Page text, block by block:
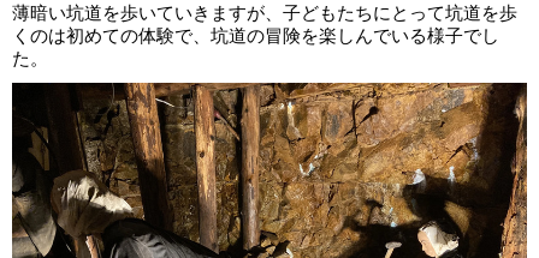
薄暗い坑道を歩いていきますが、子どもたちにとって坑道を歩
くのは初めての体験で、坑道の冒険を楽しんでいる様子でし
た。